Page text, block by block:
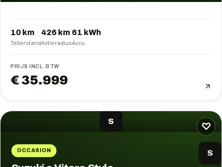
10 km
Tellerstand
426 km
Actieradius
61 kWh
Accu
PRIJS INCL. BTW
€ 35.999
♡
S
OCCASION S